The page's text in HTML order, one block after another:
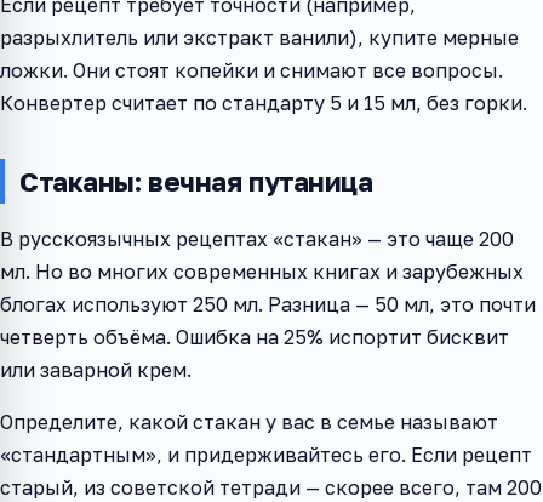
Если рецепт требует точности (например,
разрыхлитель или экстракт ванили), купите мерные
ложки. Они стоят копейки и снимают все вопросы.
Конвертер считает по стандарту 5 и 15 мл, без горки.
Стаканы: вечная путаница
В русскоязычных рецептах «стакан» — это чаще 200
мл. Но во многих современных книгах и зарубежных
блогах используют 250 мл. Разница — 50 мл, это почти
четверть объёма. Ошибка на 25% испортит бисквит
или заварной крем.
Определите, какой стакан у вас в семье называют
«стандартным», и придерживайтесь его. Если рецепт
старый, из советской тетради — скорее всего, там 200